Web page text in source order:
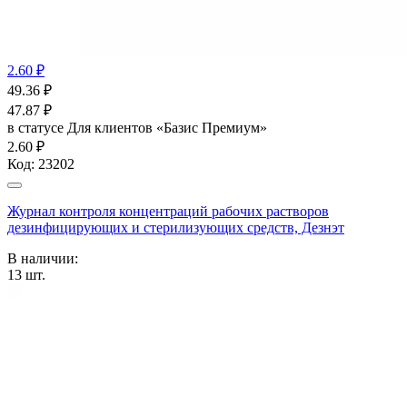
2.60 ₽
49.36 ₽
47.87 ₽
в статусе Для клиентов «Базис Премиум»
2.60 ₽
Код: 23202
Журнал контроля концентраций рабочих растворов
дезинфицирующих и стерилизующих средств, Дезнэт
В наличии:
13 шт.